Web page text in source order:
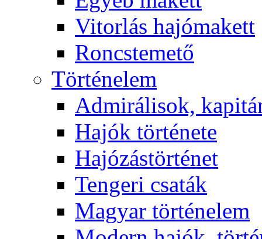
Vitorlás hajómakett
Roncstemető
Történelem
Admirálisok,
Hajók története
Hajózástörténet
Tengeri csaták
Magyar történelem